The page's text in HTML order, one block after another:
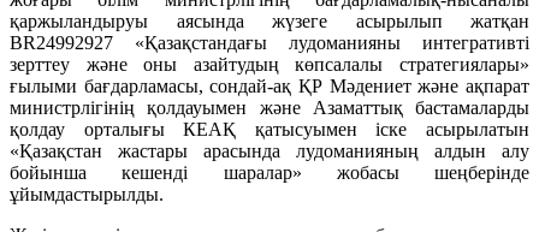
қаржыландыруы аясында жүзеге асырылып жатқан
BR24992927 «Қазақстандағы лудоманияны интегративті
зерттеу және оны азайтудың көпсалалы стратегиялары»
ғылыми бағдарламасы, сондай-ақ ҚР Мәдениет және ақпарат
министрлігінің қолдауымен және Азаматтық бастамаларды
қолдау орталығы КЕАҚ қатысуымен іске асырылатын
«Қазақстан жастары арасында лудоманияның алдын алу
бойынша кешенді шаралар» жобасы шеңберінде
ұйымдастырылды.